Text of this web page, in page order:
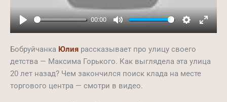
Play
00:00
Mute Settings
Бобруйчанка Юлия рассказывает про улицу своего
детства — Максима Горького. Как выглядела эта улица
20 лет назад? Чем закончился поиск клада на месте
торгового центра — смотри в видео.